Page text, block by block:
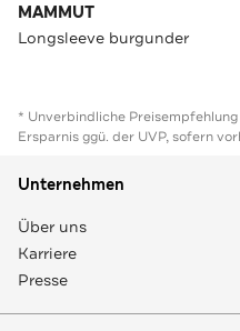
MAMMUT
Longsleeve burgunder
* Unverbindliche
Ersparnis ggü. der UVP, sofern
Unternehmen
Über uns
Karriere
Presse